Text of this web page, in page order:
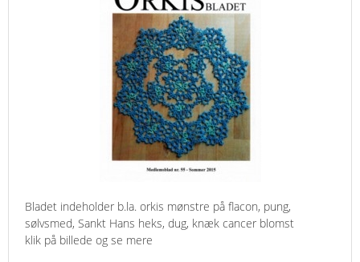
Bladet indeholder b.la. orkis mønstre på flacon, pung,
sølvsmed, Sankt Hans heks, dug, knæk cancer blomst
klik på billede og se mere